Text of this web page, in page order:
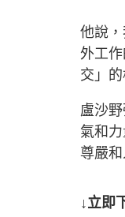
他說
外工
交」
盧沙
氣和
尊嚴
↓立即